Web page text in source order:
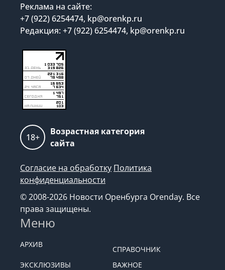
Реклама на сайте:
+7 (922) 6254474, kp@orenkp.ru
Редакция: +7 (922) 6254474, kp@orenkp.ru
18+
Возрастная категория
сайта
Согласие на обработку Политика
конфиденциальности
© 2008-2026 Новости Оренбурга Orenday. Все
права защищены.
Меню
АРХИВ
СПРАВОЧНИК
ЭКСКЛЮЗИВЫ
ВАЖНОЕ